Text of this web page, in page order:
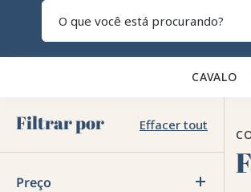
CAVALO 🐎
Filtrar por Effacer tout
Preço